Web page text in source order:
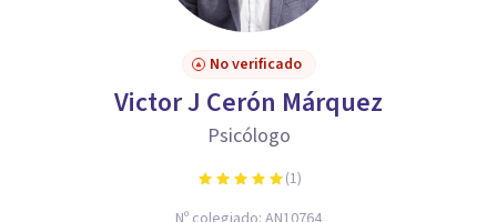
No verificado
Victor J Cerón Márquez
Psicólogo
(1)